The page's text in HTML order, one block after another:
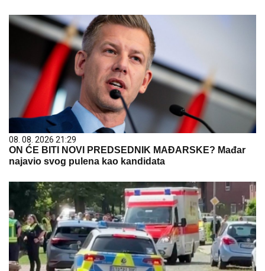
08. 08. 2026 21:29
ON ĆE BITI NOVI PREDSEDNIK MAĐARSKE? Mađar
najavio svog pulena kao kandidata